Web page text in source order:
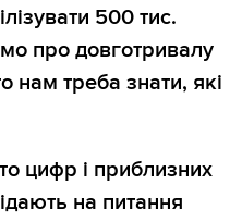
500 тис.
про довготривалу
нам треба знати, які
цифр і приблизних
на питання